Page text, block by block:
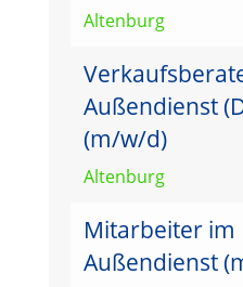
Altenburg
Außendienst
(m/w/d)
Altenburg
Mitarbeiter
Außendienst